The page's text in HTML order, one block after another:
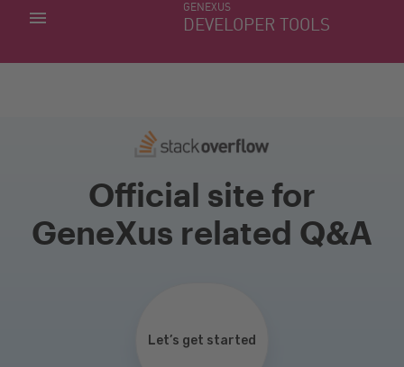
GENEXUS
DEVELOPER TOOLS
MIS APLICACIONES
Official site for
GeneXus related Q&A
Let’s get started